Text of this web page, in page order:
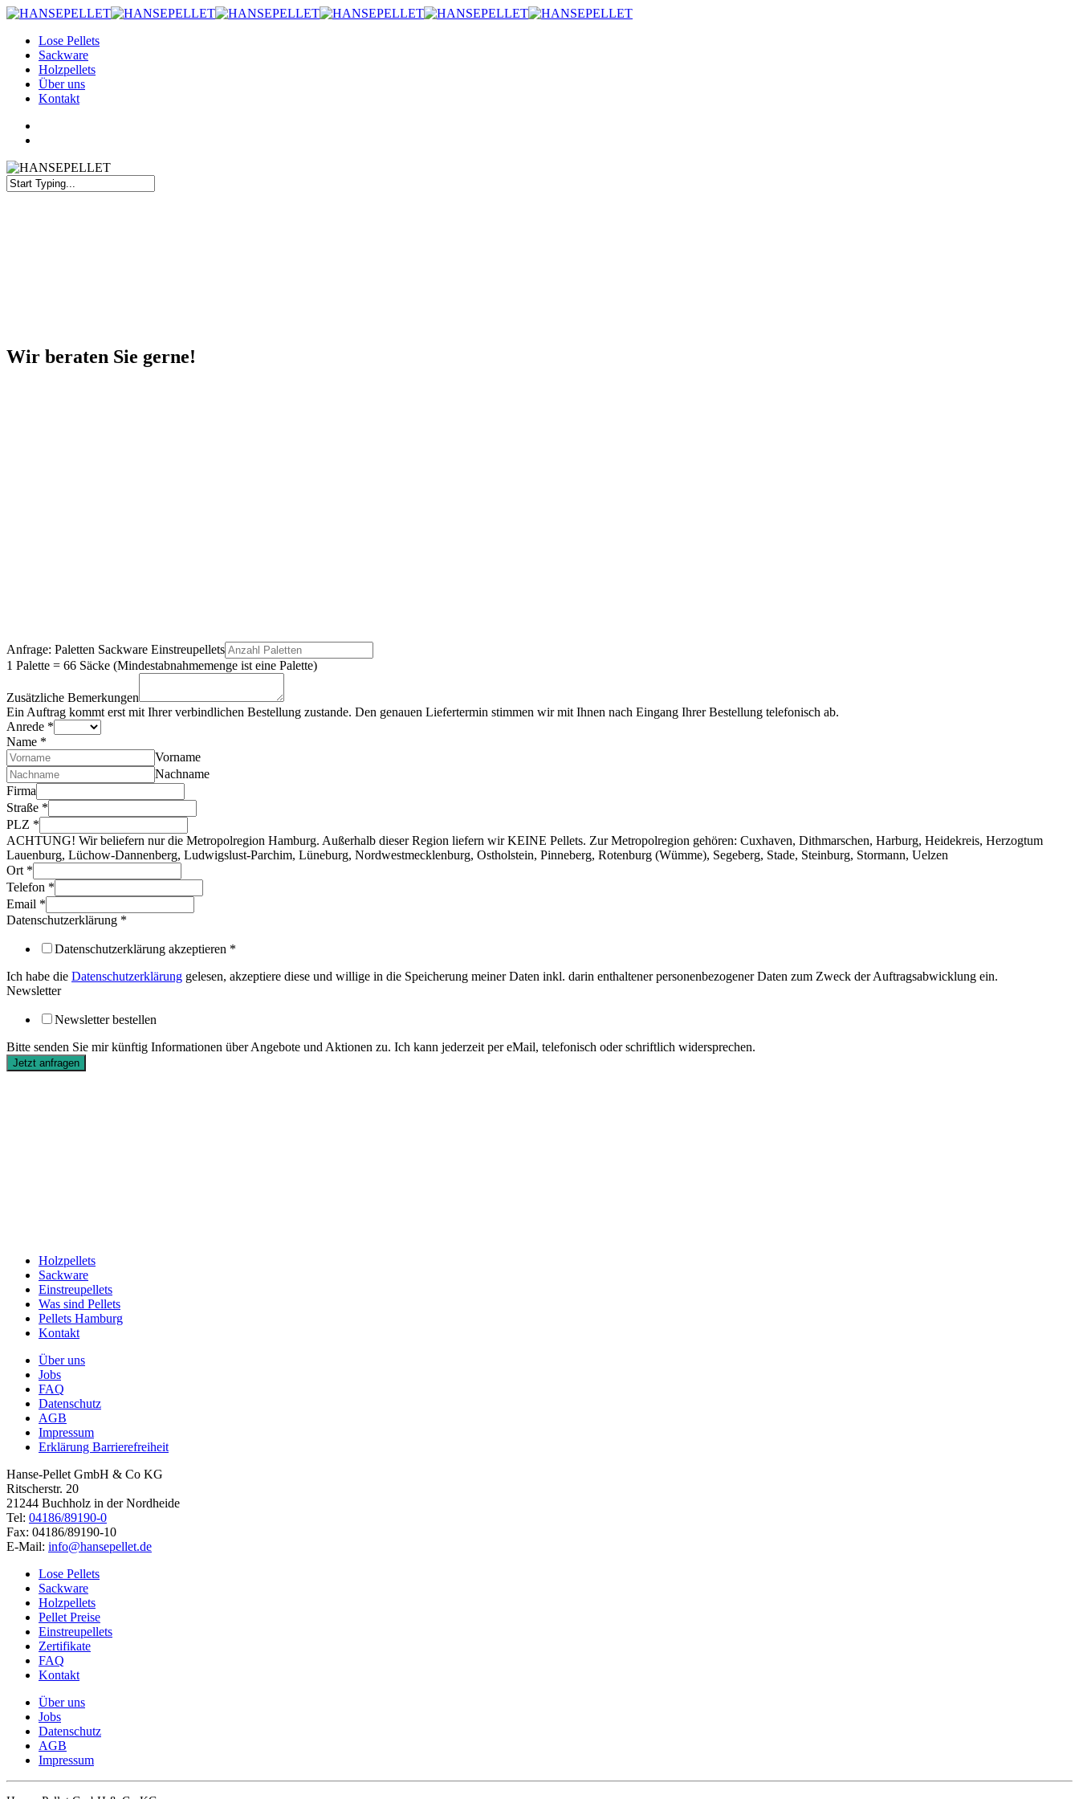
Skip
main
content
Menu
Lose Pellets
Sackware
Holzpellets
Über uns
Kontakt
Wir beraten Sie gerne!
Anfrage: Paletten Sackware Einstreupellets
1 Palette = 66 Säcke (Mindestabnahmemenge ist eine Palette)
Zusätzliche Bemerkungen
Ein Auftrag kommt erst mit Ihrer verbindlichen Bestellung zustande. Den genauen Liefertermin stimmen wir mit Ihnen nach Eingang Ihrer Bestellung telefonisch ab.
Anrede *
Name *
Vorname
Nachname
Firma
Straße *
PLZ *
ACHTUNG! Wir beliefern nur die Metropolregion Hamburg. Außerhalb dieser Region liefern wir KEINE Pellets. Zur Metropolregion gehören: Cuxhaven, Dithmarschen, Harburg, Heidekreis, Herzogtum
Lauenburg, Lüchow-Dannenberg, Ludwigslust-Parchim, Lüneburg, Nordwestmecklenburg, Ostholstein, Pinneberg, Rotenburg (Wümme), Segeberg, Stade, Steinburg, Stormann, Uelzen
Ort *
Telefon *
Email *
Datenschutzerklärung *
Datenschutzerklärung akzeptieren *
Ich habe die Datenschutzerklärung gelesen, akzeptiere diese und willige in die Speicherung meiner Daten inkl. darin enthaltener personenbezogener Daten zum Zweck der Auftragsabwicklung ein.
Newsletter
Newsletter bestellen
Bitte senden Sie mir künftig Informationen über Angebote und Aktionen zu. Ich kann jederzeit per eMail, telefonisch oder schriftlich widersprechen.
Jetzt anfragen
Holzpellets
Sackware
Einstreupellets
Was sind Pellets
Pellets Hamburg
Kontakt
Über uns
Jobs
FAQ
Datenschutz
AGB
Impressum
Erklärung Barrierefreiheit
Hanse-Pellet GmbH & Co KG
Ritscherstr. 20
21244 Buchholz in der Nordheide
Tel: 04186/89190-0
Fax: 04186/89190-10
E-Mail: info@hansepellet.de
Close
Menu
Lose Pellets
Sackware
Holzpellets
Pellet Preise
Einstreupellets
Zertifikate
FAQ
Kontakt
Über uns
Jobs
Datenschutz
AGB
Impressum